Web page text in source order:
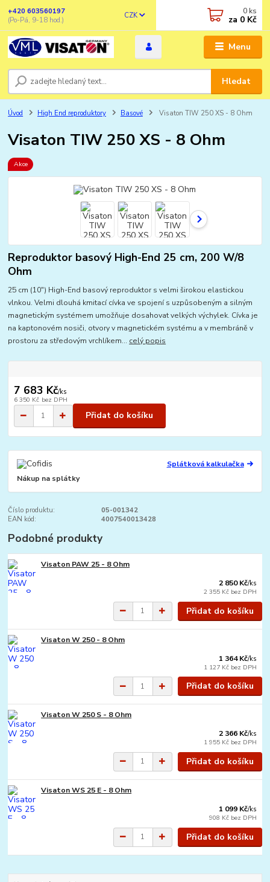
Menu
CZK
Hledat
+420 603560197
(Po-Pá, 9-18 hod.)
0 ks
za 0 Kč
Úvod High End reproduktory Basové Visaton TIW 250 XS - 8 Ohm
Visaton TIW 250 XS - 8 Ohm
Akce
Reproduktor basový High-End 25 cm, 200 W/8
Ohm
25 cm (10") High-End basový reproduktor s velmi širokou elastickou
vlnkou. Velmi dlouhá kmitací cívka ve spojení s uzpůsobeným a silným
magnetickým systémem umožňuje dosahovat velkých výchylek. Cívka je
na kaptonovém nosiči, otvory v magnetickém systému a v membráně v
prostoru za středovým vrchlíkem... celý popis
7 683 Kč/ks
6 350 Kč bez DPH
Přidat do košíku
Splátková kalkulačka
Nákup na splátky
Číslo produktu:
05-001342
EAN kód:
4007540013428
Podobné produkty
Visaton PAW 25 - 8 Ohm
2 850 Kč/ks
2 355 Kč bez DPH
Přidat do košíku
Visaton W 250 - 8 Ohm
1 364 Kč/ks
1 127 Kč bez DPH
Přidat do košíku
Visaton W 250 S - 8 Ohm
2 366 Kč/ks
1 955 Kč bez DPH
Přidat do košíku
Visaton WS 25 E - 8 Ohm
1 099 Kč/ks
908 Kč bez DPH
Přidat do košíku